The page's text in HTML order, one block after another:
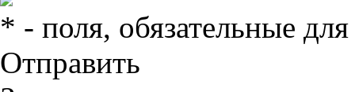
* - поля, обязательные
Отправить